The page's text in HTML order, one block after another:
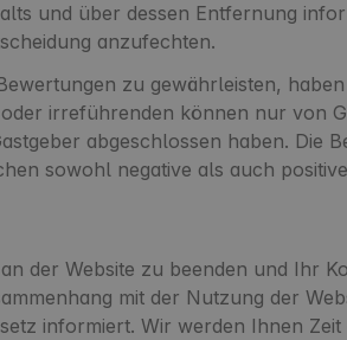
und über dessen Entfernung
anzufechten.
zu gewährleisten,
irreführenden können nur von
abgeschlossen haben. Die
sowohl negative als auch
der Website zu beenden und Ihr
mit der Nutzung der
informiert. Wir werden Ihnen